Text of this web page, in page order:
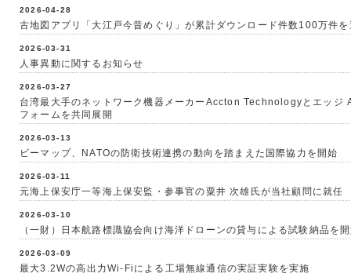
2026-04-28
古地図アプリ「大江戸今昔めぐり」が累計ダウンロード件数100万件を
2026-03-31
人事異動に関するお知らせ
2026-03-27
台湾最大手のネットワーク機器メーカーAccton Technologyとエッジ
フォームを共同展開
2026-03-13
ビーマップ、NATOの防衛技術連携の動向を踏まえた国際協力を開始
2026-03-11
元海上保安庁一等海上保安監・参事官の粟井 次雄氏が当社顧問に就任
2026-03-10
（一財）日本航路標識協会向け海洋ドローンの貸与による試験納品を
2026-03-09
最大3.2Wの高出力Wi-Fiによる工場無線通信の実証実験を実施